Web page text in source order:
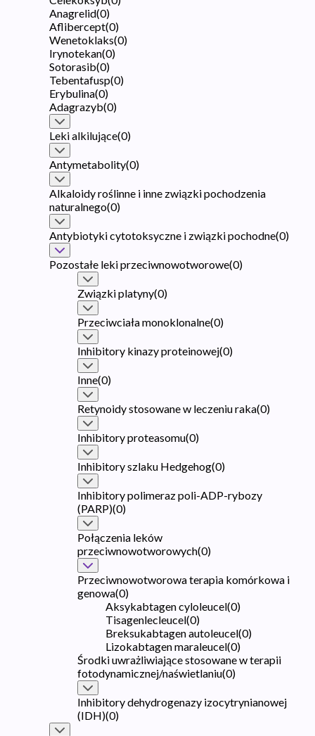
Anagrelid(0)
Aflibercept(0)
Wenetoklaks(0)
Irynotekan(0)
Sotorasib(0)
Tebentafusp(0)
Erybulina(0)
Adagrazyb(0)
Leki alkilujące(0)
Antymetabolity(0)
Alkaloidy roślinne i inne związki pochodzenia
naturalnego(0)
Antybiotyki cytotoksyczne i związki pochodne(0)
Pozostałe leki przeciwnowotworowe(0)
Związki platyny(0)
Przeciwciała monoklonalne(0)
Inhibitory kinazy proteinowej(0)
Inne(0)
Retynoidy stosowane w leczeniu raka(0)
Inhibitory proteasomu(0)
Inhibitory szlaku Hedgehog(0)
Inhibitory polimeraz poli-ADP-rybozy
(PARP)(0)
Połączenia leków
przeciwnowotworowych(0)
Przeciwnowotworowa terapia komórkowa i
genowa(0)
Aksykabtagen cyloleucel(0)
Tisagenlecleucel(0)
Breksukabtagen autoleucel(0)
Lizokabtagen maraleucel(0)
Środki uwrażliwiające stosowane w terapii
fotodynamicznej/naświetlaniu(0)
Inhibitory dehydrogenazy izocytrynianowej
(IDH)(0)